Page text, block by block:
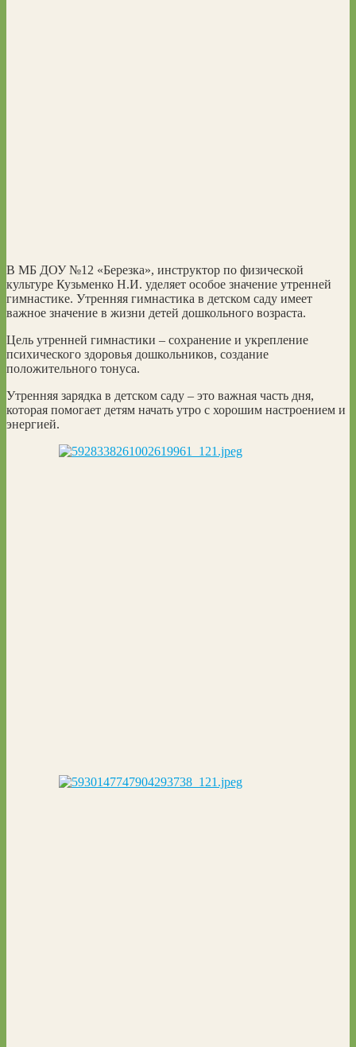
В МБ ДОУ №12 «Березка», инструктор по физической
культуре Кузьменко Н.И. уделяет особое значение утренней
гимнастике. Утренняя гимнастика в детском саду имеет
важное значение в жизни детей дошкольного возраста.
Цель утренней гимнастики – сохранение и укрепление
психического здоровья дошкольников, создание
положительного тонуса.
Утренняя зарядка в детском саду – это важная часть дня,
которая помогает детям начать утро с хорошим настроением и
энергией.